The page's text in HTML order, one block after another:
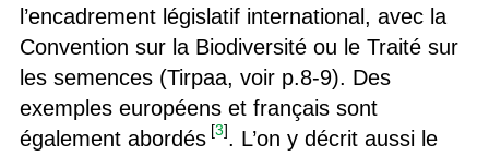
l’encadrement législatif international, avec la
Convention sur la Biodiversité ou le Traité sur
les semences (Tirpaa, voir p.8-9). Des
exemples européens et français sont
également abordés [3]. L’on y décrit aussi le